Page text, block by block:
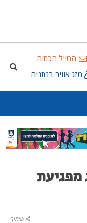
המייל הכתום
מזג אוויר בנתניה
בן 30 נהרג מפגיעת
שיתוף